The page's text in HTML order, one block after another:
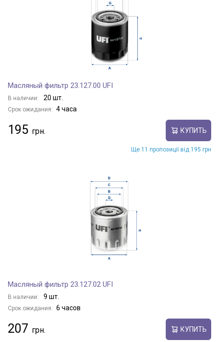
Масляный фильтр 23.127.00 UFI
В наличии: 20 шт.
Срок ожидания: 4 часа
195 КУПИТЬ
Ще 11 пропозиції від 195 грн
Масляный фильтр 23.127.02 UFI
В наличии: 9 шт.
Срок ожидания: 6 часов
207 КУПИТЬ